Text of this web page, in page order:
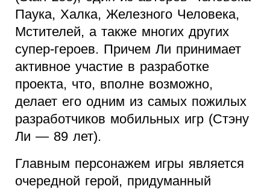
Паука, Халка, Железного Человека,
Мстителей, а также многих других
супер-героев. Причем Ли принимает
активное участие в разработке
проекта, что, вполне возможно,
делает его одним из самых пожилых
разработчиков мобильных игр (Стэну
Ли — 89 лет).
Главным персонажем игры является
очередной герой, придуманный